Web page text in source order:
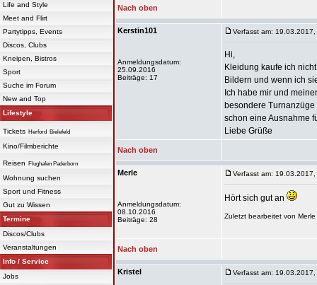
Life and Style
Meet and Flirt
Partytipps, Events
Discos, Clubs
Kneipen, Bistros
Sport
Suche im Forum
New and Top
Lifestyle
Tickets Herford Bielefeld
Kino/Filmberichte
Reisen Flughafen Paderborn
Wohnung suchen
Sport und Fitness
Gut zu Wissen
Termine
Discos/Clubs
Veranstaltungen
Info / Service
Jobs
Nach oben
Kerstin101
Anmeldungsdatum:
25.09.2016
Beiträge: 17
Verfasst am:
Hi,
Kleidung kaufe ich
Bildern und wenn ich
Ich habe mir und
besondere
schon eine Ausnahme
Liebe Grüße
Nach oben
Merle
Anmeldungsdatum:
08.10.2016
Beiträge: 28
Verfasst am:
Hört sich gut an
Zuletzt bearbeitet von
Nach oben
Kristel Verfasst am: